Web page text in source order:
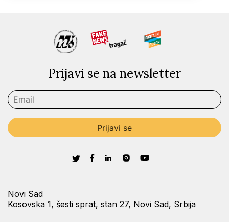
Prijavi se na newsletter
Novi Sad
Kosovska 1, šesti sprat, stan 27, Novi Sad, Srbija